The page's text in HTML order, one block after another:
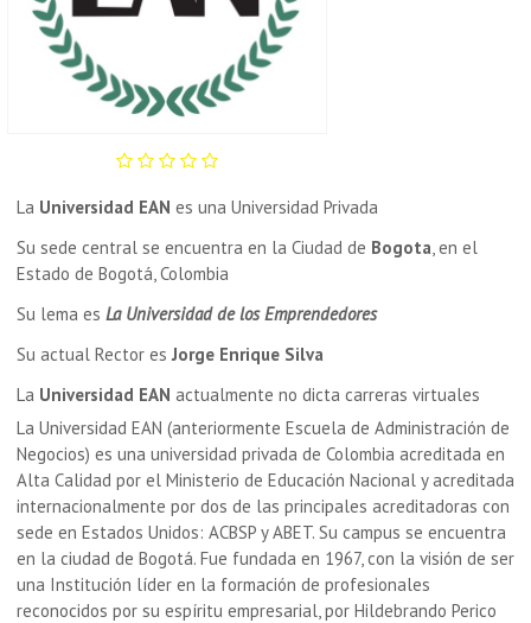
La Universidad EAN es una Universidad Privada
Su sede central se encuentra en la Ciudad de Bogota, en el
Estado de Bogotá, Colombia
Su lema es La Universidad de los Emprendedores
Su actual Rector esJorge Enrique Silva
La Universidad EAN actualmente no dicta carreras virtuales
La Universidad EAN (anteriormente Escuela de Administración de
Negocios) es una universidad privada de Colombia acreditada en
Alta Calidad por el Ministerio de Educación Nacional y acreditada
internacionalmente por dos de las principales acreditadoras con
sede en Estados Unidos: ACBSP y ABET. Su campus se encuentra
en la ciudad de Bogotá. Fue fundada en 1967, con la visión de ser
una Institución líder en la formación de profesionales
reconocidos por su espíritu empresarial, por Hildebrando Perico